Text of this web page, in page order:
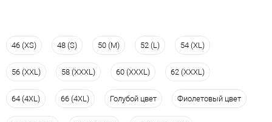
46 (XS) 48 (S) 50 (M) 52 (L) 54 (XL)
56 (XXL) 58 (XXXL) 60 (XXXL) 62 (XXXL)
64 (4XL) 66 (4XL) Голубой цвет Фиолетовый цвет